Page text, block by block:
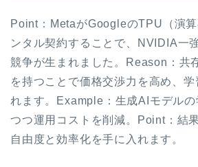
Point：MetaがGoogleのTPU（演
ンタル契約することで、NVIDIA一
競争が生まれました。Reason：共
を持つことで価格交渉力を高め、
れます。Example：生成AIモデルの
つつ運用コストを削減。Point：結
自由度と効率化を手に入れます。